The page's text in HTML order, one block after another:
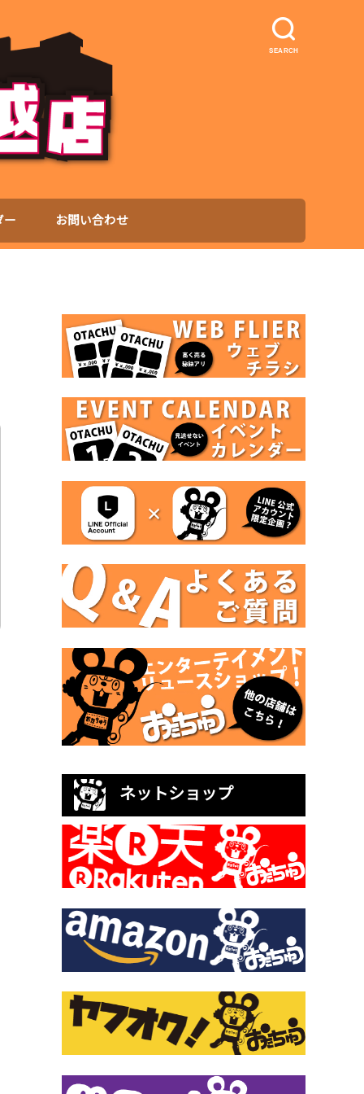
SEARCH
ー お問い合わせ
ネットショップ